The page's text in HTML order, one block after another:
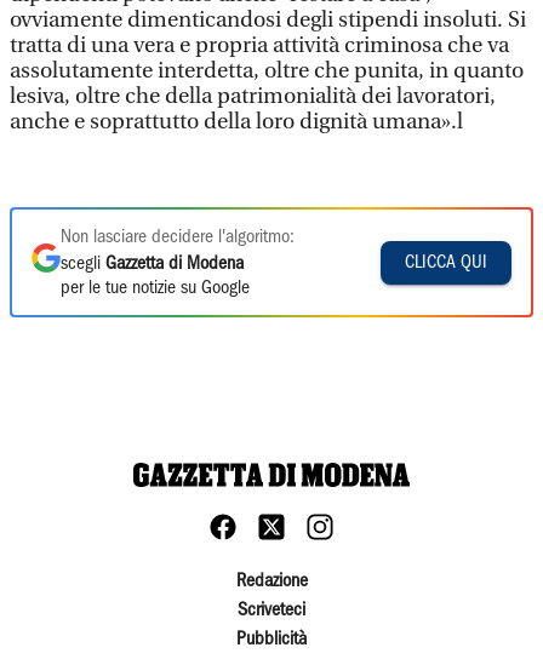
ovviamente dimenticandosi degli stipendi insoluti. Si
tratta di una vera e propria attività criminosa che va
assolutamente interdetta, oltre che punita, in quanto
lesiva, oltre che della patrimonialità dei lavoratori,
anche e soprattutto della loro dignità umana».l
Non lasciare decidere l'algoritmo:
scegli Gazzetta di Modena
per le tue notizie su Google
CLICCA QUI
Redazione
Scriveteci
Pubblicità